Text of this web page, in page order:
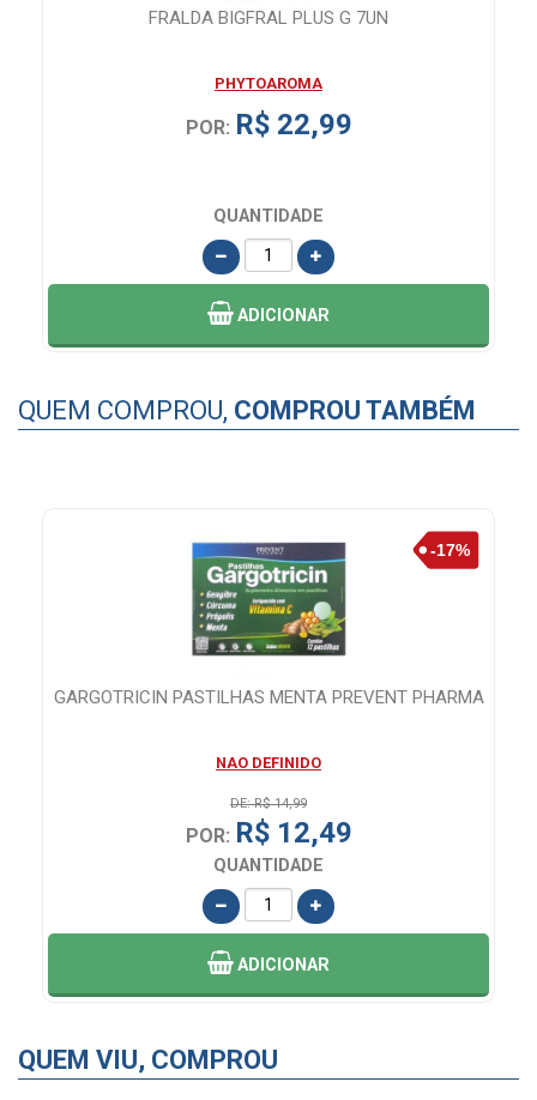
FRALDA BIGFRAL PLUS G 7UN
PHYTOAROMA
POR: R$ 22,99
QUANTIDADE
ADICIONAR
QUEM COMPROU, COMPROU TAMBÉM
GARGOTRICIN PASTILHAS MENTA PREVENT PHARMA
NAO DEFINIDO
DE: R$ 14,99
POR: R$ 12,49
QUANTIDADE
ADICIONAR
QUEM VIU, COMPROU